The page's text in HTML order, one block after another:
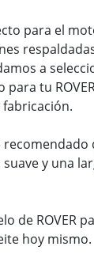
para el
a
tu
recomendado
y una
de ROVER
hoy mismo.